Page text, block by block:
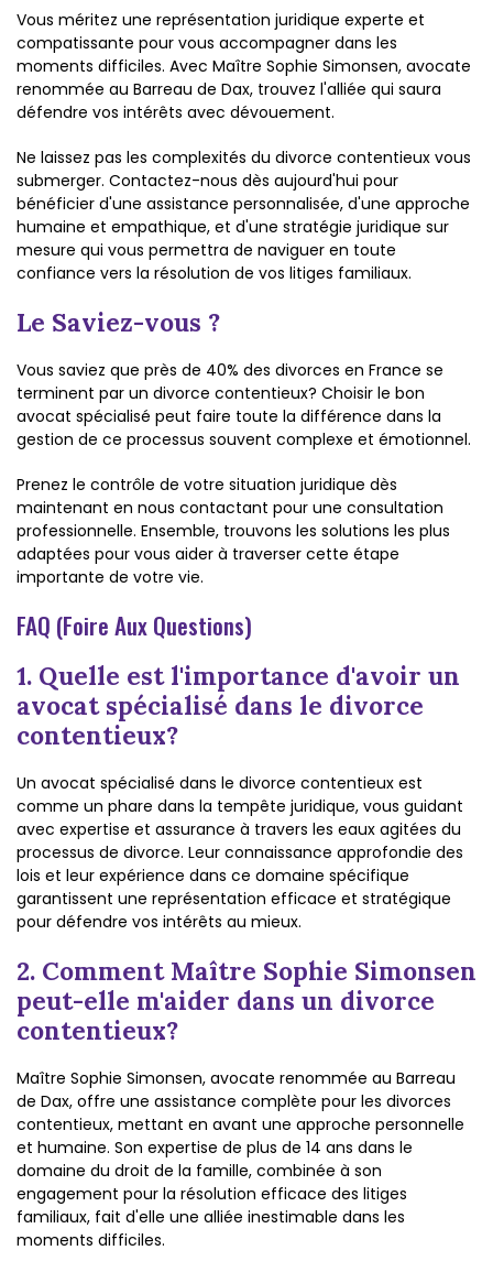
Vous méritez une représentation juridique experte et
compatissante pour vous accompagner dans les
moments difficiles. Avec Maître Sophie Simonsen, avocate
renommée au Barreau de Dax, trouvez l'alliée qui saura
défendre vos intérêts avec dévouement.
Ne laissez pas les complexités du divorce contentieux vous
submerger. Contactez-nous dès aujourd'hui pour
bénéficier d'une assistance personnalisée, d'une approche
humaine et empathique, et d'une stratégie juridique sur
mesure qui vous permettra de naviguer en toute
confiance vers la résolution de vos litiges familiaux.
Le Saviez-vous ?
Vous saviez que près de 40% des divorces en France se
terminent par un divorce contentieux? Choisir le bon
avocat spécialisé peut faire toute la différence dans la
gestion de ce processus souvent complexe et émotionnel.
Prenez le contrôle de votre situation juridique dès
maintenant en nous contactant pour une consultation
professionnelle. Ensemble, trouvons les solutions les plus
adaptées pour vous aider à traverser cette étape
importante de votre vie.
FAQ (Foire Aux Questions)
1. Quelle est l'importance d'avoir un
avocat spécialisé dans le divorce
contentieux?
Un avocat spécialisé dans le divorce contentieux est
comme un phare dans la tempête juridique, vous guidant
avec expertise et assurance à travers les eaux agitées du
processus de divorce. Leur connaissance approfondie des
lois et leur expérience dans ce domaine spécifique
garantissent une représentation efficace et stratégique
pour défendre vos intérêts au mieux.
2. Comment Maître Sophie Simonsen
peut-elle m'aider dans un divorce
contentieux?
Maître Sophie Simonsen, avocate renommée au Barreau
de Dax, offre une assistance complète pour les divorces
contentieux, mettant en avant une approche personnelle
et humaine. Son expertise de plus de 14 ans dans le
domaine du droit de la famille, combinée à son
engagement pour la résolution efficace des litiges
familiaux, fait d'elle une alliée inestimable dans les
moments difficiles.